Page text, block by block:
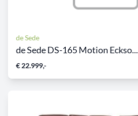
de Sede
de Sede DS-165 Motion Eckso...
€ 22.999,-